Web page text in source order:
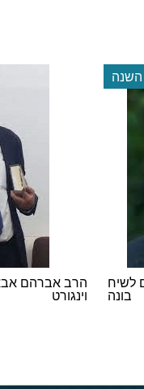
השנה
הרשע
הגה"ר קלמן בר
שליט"א